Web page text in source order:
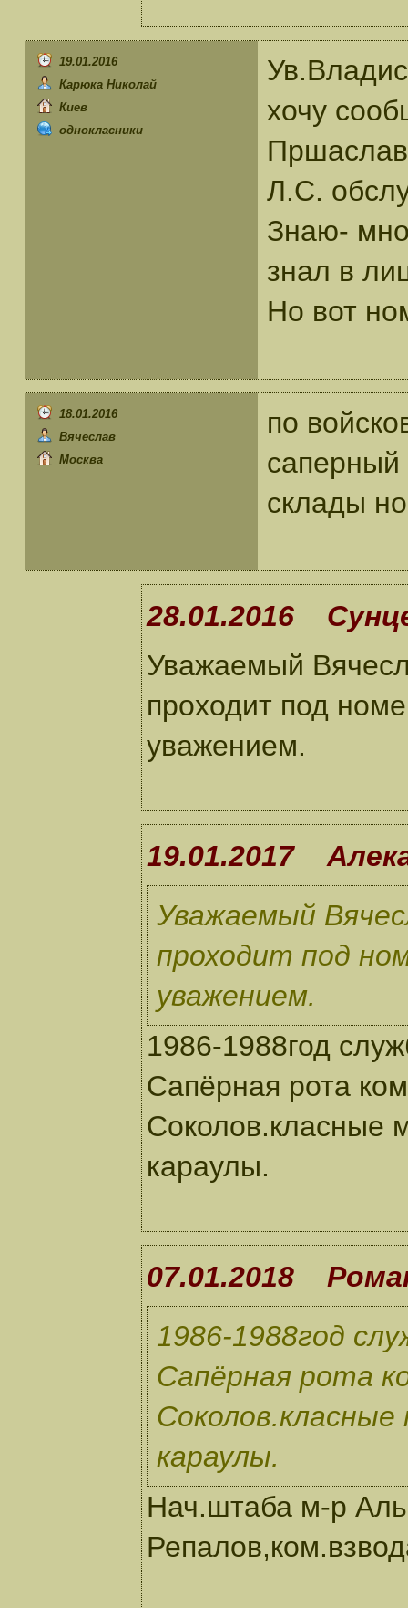
19.01.2016
Карюка Николай
Киев
однокласники
хочу
Л.С.
Знаю-
знал в
Но вот
18.01.2016
Вячеслав
Москва
по
саперный
склады
28.01.2016
Уважаемый
проходит под
уважением.
19.01.2017
Уважаемый
проходит под
уважением.
1986-1988год
Сапёрная рота
Соколов.класные
караулы.
07.01.2018
1986-1988год
Сапёрная рота
караулы.
Нач.штаба м-р